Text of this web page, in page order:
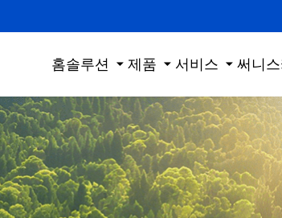
홈솔루션 제품 서비스 써니